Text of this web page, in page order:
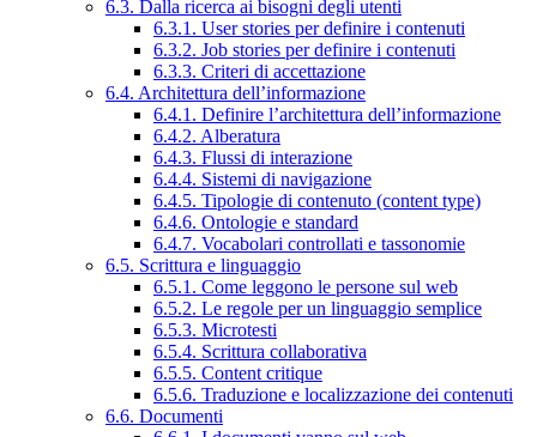
6.3. Dalla ricerca ai bisogni degli utenti
6.3.1. User stories per definire i contenuti
6.3.2. Job stories per definire i contenuti
6.3.3. Criteri di accettazione
6.4. Architettura dell’informazione
6.4.1. Definire l’architettura dell’informazione
6.4.2. Alberatura
6.4.3. Flussi di interazione
6.4.4. Sistemi di navigazione
6.4.5. Tipologie di contenuto (content type)
6.4.6. Ontologie e standard
6.4.7. Vocabolari controllati e tassonomie
6.5. Scrittura e linguaggio
6.5.1. Come leggono le persone sul web
6.5.2. Le regole per un linguaggio semplice
6.5.3. Microtesti
6.5.4. Scrittura collaborativa
6.5.5. Content critique
6.5.6. Traduzione e localizzazione dei contenuti
6.6. Documenti